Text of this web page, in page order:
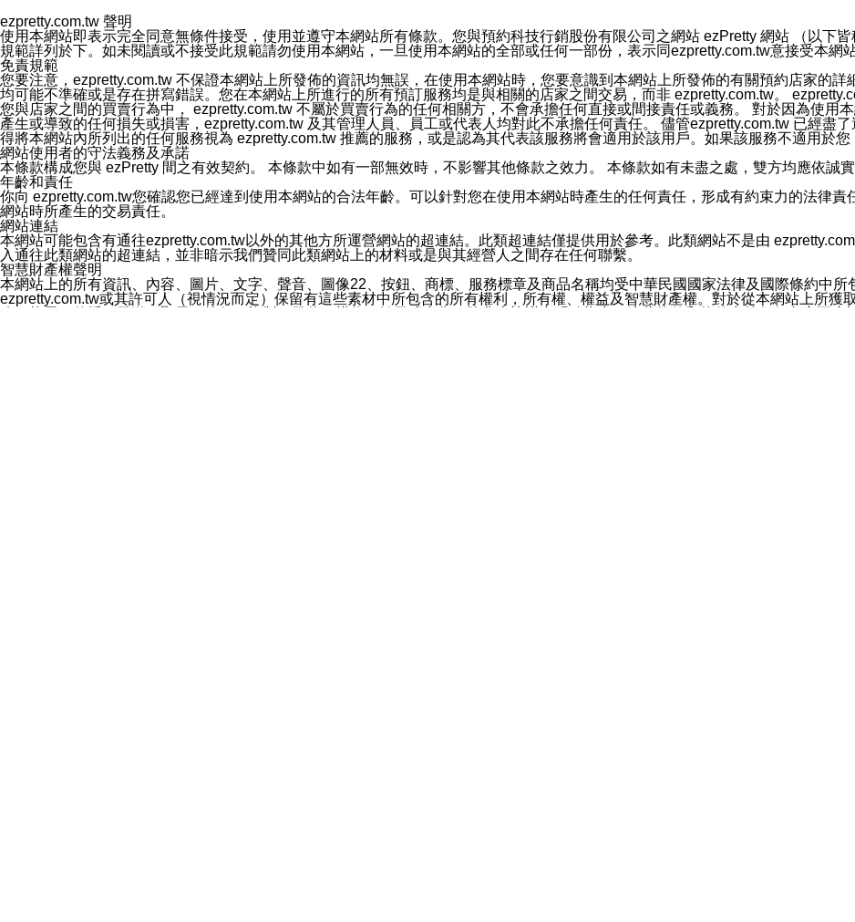
您同意本公司網站，透過您所提供的郵件地址與您取得聯絡並傳送或宣傳本網站各項服務之資料或電子郵件供您參考。您能依照該
停止接收這些資料或電子郵件。
十五、訊息通知
本公司/本服務將以通知型訊息傳送重要訊息給您。即使未加入本公司/本服務好友，您仍可接收到通知型訊息。
本公司/本服務傳送之通知型訊息以對您有效且重要的訊息為限，以廣告或其他目的的訊息皆不會被傳送。滿足以下三個條件者，
1.LINE 帳號設定的電話號碼與本公司/本服務所傳來的電話號碼比對相符。
2.該 LINE 帳號已在 LINE APP 設定中，同意接收通知型訊息。
3.LINE 帳號未封鎖傳送訊息之 LINE 官方帳號。
欲變更通知型訊息的設定，操作如下：
1.點選「主頁」＞「設定」
2.點選「隱私設定」
3.點選「提供使用資料」
4.點選「LINE通知型訊息」
5.開關「接收LINE通知型訊息」
❗️關閉「接收通知型訊息」後，將不會接收到來自任何企業官方帳號或認證官方帳號的通知型訊息。
ezpretty.com.tw 聲明
使用本網站即表示完全同意無條件接受，使用並遵守本網站所有條款。您與預約科技行銷股份有限公司之網站 ezPretty 網站 （以下
規範詳列於下。如未閱讀或不接受此規範請勿使用本網站，一旦使用本網站的全部或任何一部份，表示同ezpretty.com.tw意接受本網
免責規範
您要注意，ezpretty.com.tw 不保證本網站上所發佈的資訊均無誤，在使用本網站時，您要意識到本網站上所發佈的有關預約店家的詳
均可能不準確或是存在拼寫錯誤。您在本網站上所進行的所有預訂服務均是與相關的店家之間交易，而非 ezpretty.com.tw。
您與店家之間的買賣行為中， ezpretty.com.tw 不屬於買賣行為的任何相關方，不會承擔任何直接或間接責任或義務。 對於因為使用
產生或導致的任何損失或損害，ezpretty.com.tw 及其管理人員、員工或代表人均對此不承擔任何責任。 儘管ezpretty.com.tw 已經盡
得將本網站內所列出的任何服務視為 ezpretty.com.tw 推薦的服務，或是認為其代表該服務將會適用於該用戶。如果該服務不適用於您
網站使用者的守法義務及承諾
本條款構成您與 ezPretty 間之有效契約。 本條款中如有一部無效時，不影響其他條款之效力。 本條款如有未盡之處，雙方均應依誠
年齡和責任
你向 ezpretty.com.tw您確認您已經達到使用本網站的合法年齡。可以針對您在使用本網站時產生的任何責任，形成有約束力的法律
網站時所產生的交易責任。
網站連結
本網站可能包含有通往ezpretty.com.tw以外的其他方所運營網站的超連結。此類超連結僅提供用於參考。此類網站不是由
入通往此類網站的超連結，並非暗示我們贊同此類網站上的材料或是與其經營人之間存在任何聯繫。
智慧財產權聲明
本網站上的所有資訊、內容、圖片、文字、聲音、圖像22、按鈕、商標、服務標章及商品名稱均受中華民國國家法律及國際條約中所
ezpretty.com.tw或其許可人（視情況而定）保留有這些素材中所包含的所有權利，所有權、權益及智慧財產權。對於從本網站上所獲